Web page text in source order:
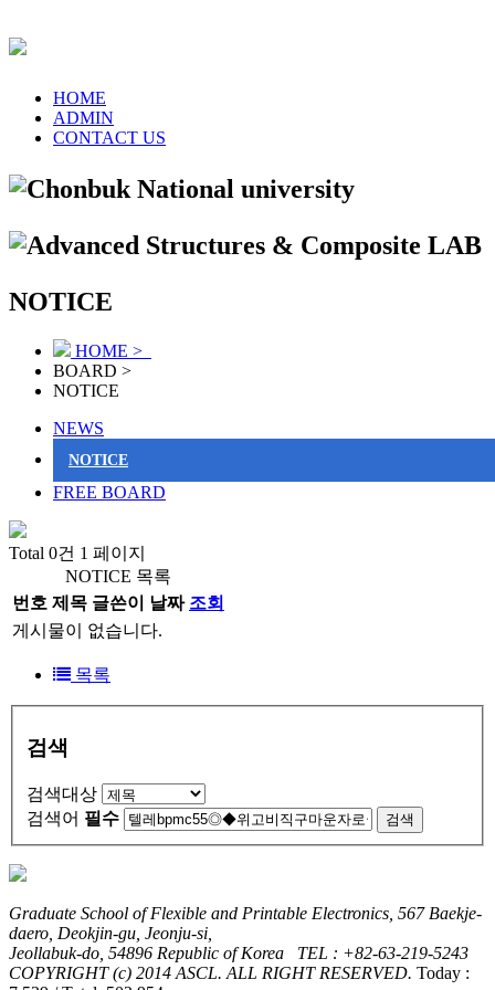
HOME
ADMIN
CONTACT US
NOTICE
HOME >
BOARD >
NOTICE
NEWS
NOTICE
FREE BOARD
Total 0건 1 페이지
NOTICE 목록
번호 제목 글쓴이 날짜 조회
게시물이 없습니다.
목록
검색
검색대상
검색어 필수 검색
Graduate School of Flexible and Printable Electronics, 567 Baekje-
daero, Deokjin-gu, Jeonju-si,
Jeollabuk-do, 54896 Republic of Korea TEL : +82-63-219-5243
COPYRIGHT (c) 2014 ASCL. ALL RIGHT RESERVED. Today :